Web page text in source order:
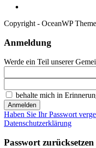
Copyright - OceanWP
Anmeldung
Werde ein Teil unserer
behalte mich in
Anmelden
Haben Sie Ihr Passwort
Datenschutzerklärung
Passwort zurücksetzen